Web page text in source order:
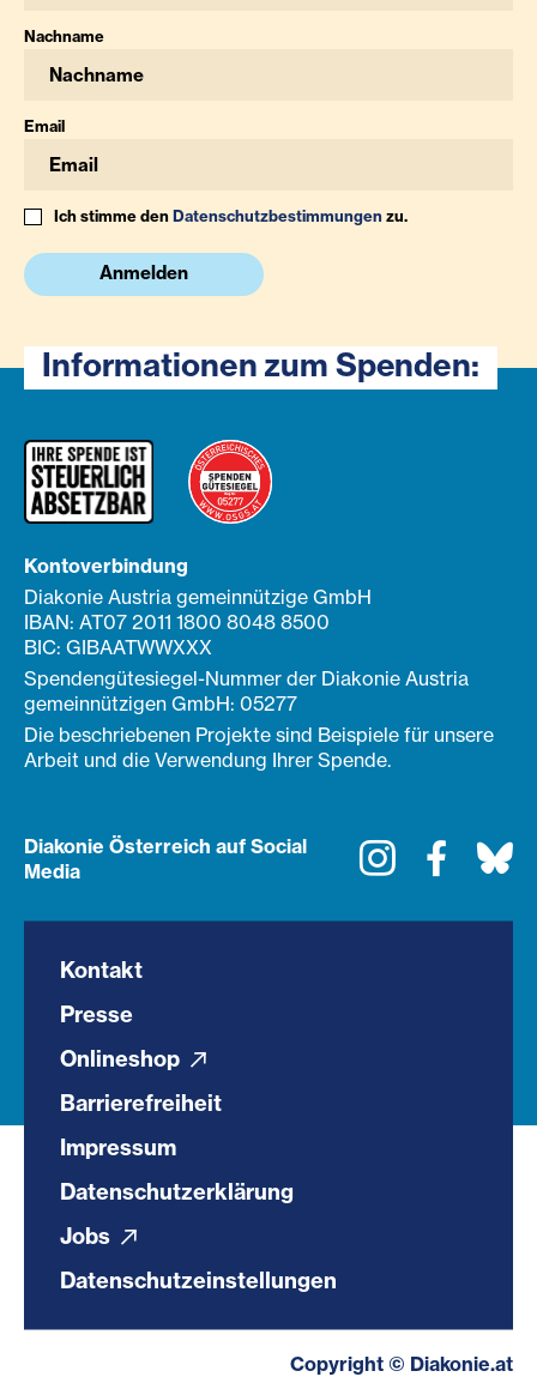
Nachname
Email
Ich stimme denDatenschutzbestimmungenzu.
Anmelden
Informationen zum Spenden:
Kontoverbindung
Diakonie Austria gemeinnützige GmbH
IBAN: AT07 2011 1800 8048 8500
BIC: GIBAATWWXXX
Spendengütesiegel-Nummer der Diakonie Austria
gemeinnützigen GmbH: 05277
Die beschriebenen Projekte sind Beispiele für unsere
Arbeit und die Verwendung Ihrer Spende.
Diakonie Österreich auf Social
Media
Instagram
Kontakt
Presse
Onlineshop
Barrierefreiheit
Impressum
Datenschutzerklärung
Jobs
Datenschutzeinstellungen
Copyright © Diakonie.at